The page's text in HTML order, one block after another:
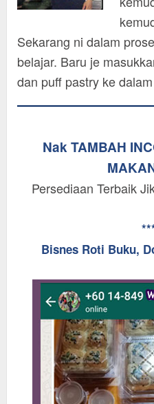
Sekarang ni dalam
belajar. Baru je
dan puff pastry ke
Nak TAMBAH
Persediaan Terbaik
Bisnes Roti Buku,